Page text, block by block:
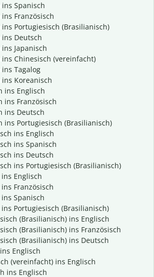
Spanisch
Französisch
Portugiesisch (Brasilianisch)
Deutsch
Japanisch
Chinesisch (vereinfacht)
Tagalog
Koreanisch
ins Englisch
ins Französisch
ins Deutsch
ins Portugiesisch (Brasilianisch)
ins Englisch
ins Spanisch
ins Deutsch
ins Portugiesisch (Brasilianisch)
Englisch
Französisch
Spanisch
Portugiesisch (Brasilianisch)
(Brasilianisch) ins Englisch
(Brasilianisch) ins Französisch
(Brasilianisch) ins Deutsch
Englisch
(vereinfacht) ins Englisch
ins Englisch